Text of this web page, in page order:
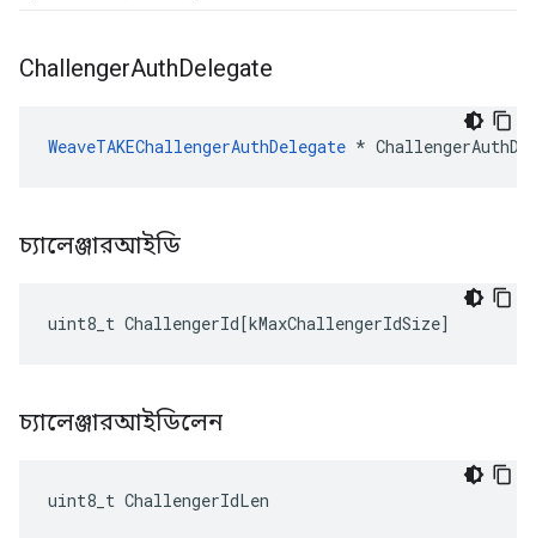
ChallengerAuthDelegate
WeaveTAKEChallengerAuthDelegate *
চ্যালেঞ্জারআইডি
uint8_t ChallengerId[kMaxChallengerIdSize]
চ্যালেঞ্জারআইডিলেন
uint8_t ChallengerIdLen